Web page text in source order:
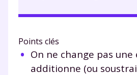
Points clés
On ne change pas
additionne (ou